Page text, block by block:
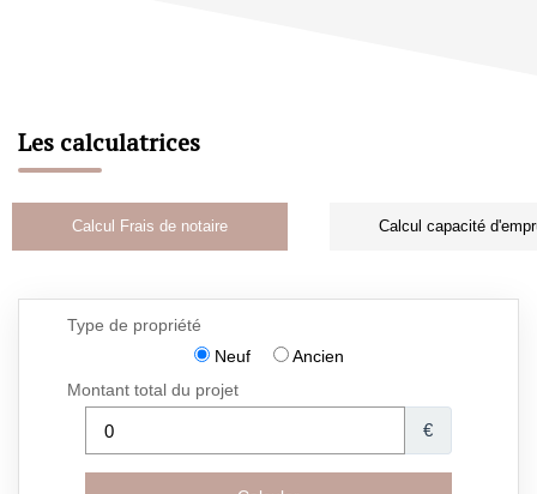
Les calculatrices
Calcul Frais de notaire Calcul capacité